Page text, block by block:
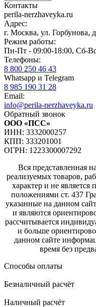
Контакты
perila-nerzhaveyka.ru
Адрес:
г. Москва, ул. Горбунова,
Режим работы:
Пн-Пт - 09:00-18:00, Сб-
Телефоны:
8 800 250 46 43
Whatsapp и Telegram
8 985 190 31 28
Email:
info@perila-nerzhaveyka.ru
Обратный звонок
ООО «ПСС»
ИНН: 3332000257
КПП: 333201001
ОГРН: 1223300007292
Вся представленная
реализуемых товаров,
характер и не
положениями ст. 437
указанные на данном
и являются
рассчитывается
и больше
данном сайте
время без
Способы оплаты
Безналичный расчёт
Наличный расчёт